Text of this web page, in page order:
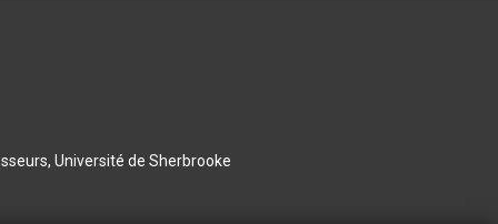
Université de Sherbrooke